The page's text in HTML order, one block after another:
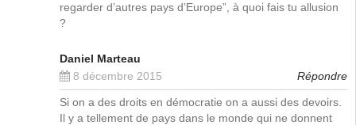
regarder d’autres pays d’Europe”, à quoi fais tu allusion
?
Daniel Marteau
8 décembre 2015
Répondre
Si on a des droits en démocratie on a aussi des devoirs.
Il y a tellement de pays dans le monde qui ne donnent